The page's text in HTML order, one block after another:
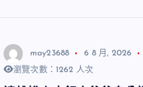
may23688 6 8 月, 2026
瀏覽次數：1262 人次